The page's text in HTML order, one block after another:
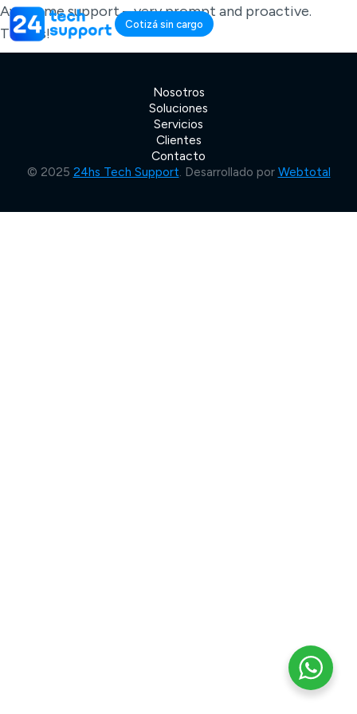
Cotizá sin cargo
Awesome support – very prompt and proactive.
Thanks!
Nosotros
Soluciones
Servicios
Clientes
Contacto
© 2025 24hs Tech Support. Desarrollado por Webtotal